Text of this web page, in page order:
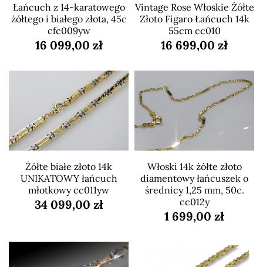
Łańcuch z 14-karatowego
żółtego i białego złota, 45c
cfc009yw
16 099,00 zł
Vintage Rose Włoskie Żółte
Złoto Figaro Łańcuch 14k
55cm cc010
16 699,00 zł
Żółte białe złoto 14k
UNIKATOWY łańcuch
młotkowy cc011yw
34 099,00 zł
Włoski 14k żółte złoto
diamentowy łańcuszek o
średnicy 1,25 mm, 50c.
cc012y
1 699,00 zł